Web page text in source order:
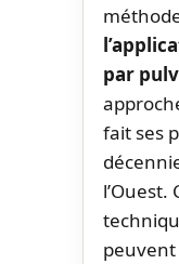
par
fait ses